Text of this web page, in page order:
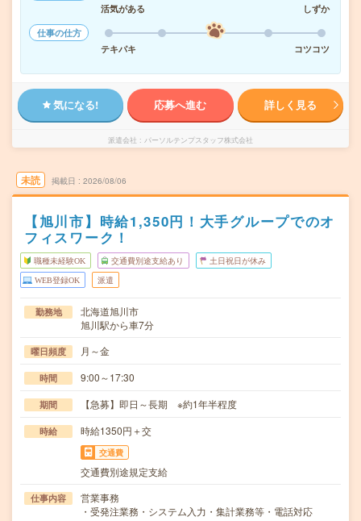
活気がある
しずか
仕事の仕方
テキパキ
コツコツ
気になる! 応募へ進む 詳しく見る
派遣会社 パーソルテンプスタッフ株式会社
未読 掲載日 2026/08/06
【旭川市】時給1,350円！大手グループでのオ
フィスワーク！
職種未経験OK 交通費別途支給あり 土日祝日が休み
WEB登録OK 派遣
勤務地
北海道旭川市
旭川駅から車7分
曜日頻度 月～金
時間 9:00～17:30
期間 【急募】即日～長期 ※約1年半程度
時給 時給1350円＋交
交通費
交通費別途規定支給
仕事内容
営業事務
・受発注業務・システム入力・集計業務等・電話対応